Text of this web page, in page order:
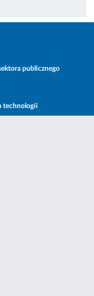
publicznego
technologii